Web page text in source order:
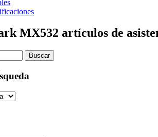
MX532 artículos de
Buscar